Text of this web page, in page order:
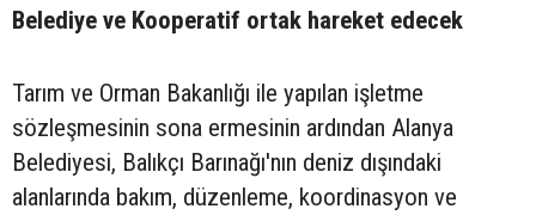
Belediye ve Kooperatif ortak hareket edecek
Tarım ve Orman Bakanlığı ile yapılan işletme
sözleşmesinin sona ermesinin ardından Alanya
Belediyesi, Balıkçı Barınağı'nın deniz dışındaki
alanlarında bakım, düzenleme, koordinasyon ve